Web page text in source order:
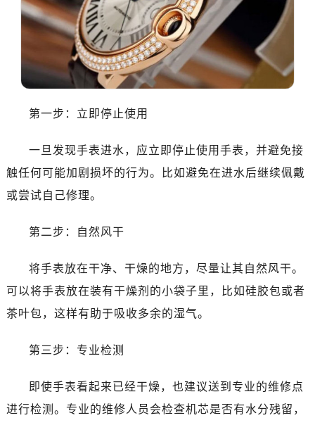
第一步：立即停止使用
一旦发现手表进水，应立即停止使用手表，并避免接
触任何可能加剧损坏的行为。比如避免在进水后继续佩戴
或尝试自己修理。
第二步：自然风干
将手表放在干净、干燥的地方，尽量让其自然风干。
可以将手表放在装有干燥剂的小袋子里，比如硅胶包或者
茶叶包，这样有助于吸收多余的湿气。
第三步：专业检测
即使手表看起来已经干燥，也建议送到专业的维修点
进行检测。专业的维修人员会检查机芯是否有水分残留，